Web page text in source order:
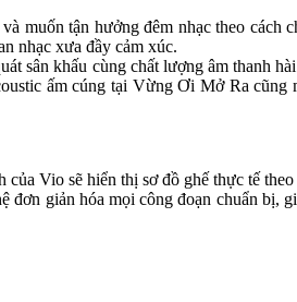
muốn tận hưởng đêm nhạc theo
nhạc xưa đầy cảm xúc.
sân khấu cùng chất lượng âm thanh
ấm cúng tại Vừng Ơi Mở Ra
Vio sẽ hiển thị sơ đồ ghế thực tế
giản hóa mọi công đoạn chuẩn bị,